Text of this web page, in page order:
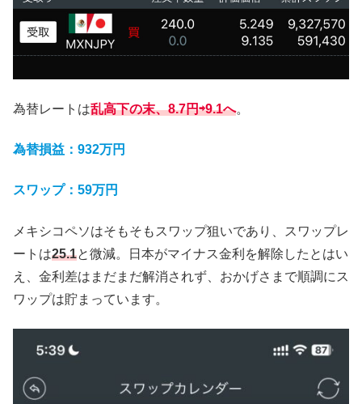
為替レートは乱高下の末、8.7円⇨9.1へ。
為替損益：932万円
スワップ：59万円
メキシコペソはそもそもスワップ狙いであり、スワップレ
ートは25.1と微減。日本がマイナス金利を解除したとはい
え、金利差はまだまだ解消されず、おかげさまで順調にス
ワップは貯まっています。